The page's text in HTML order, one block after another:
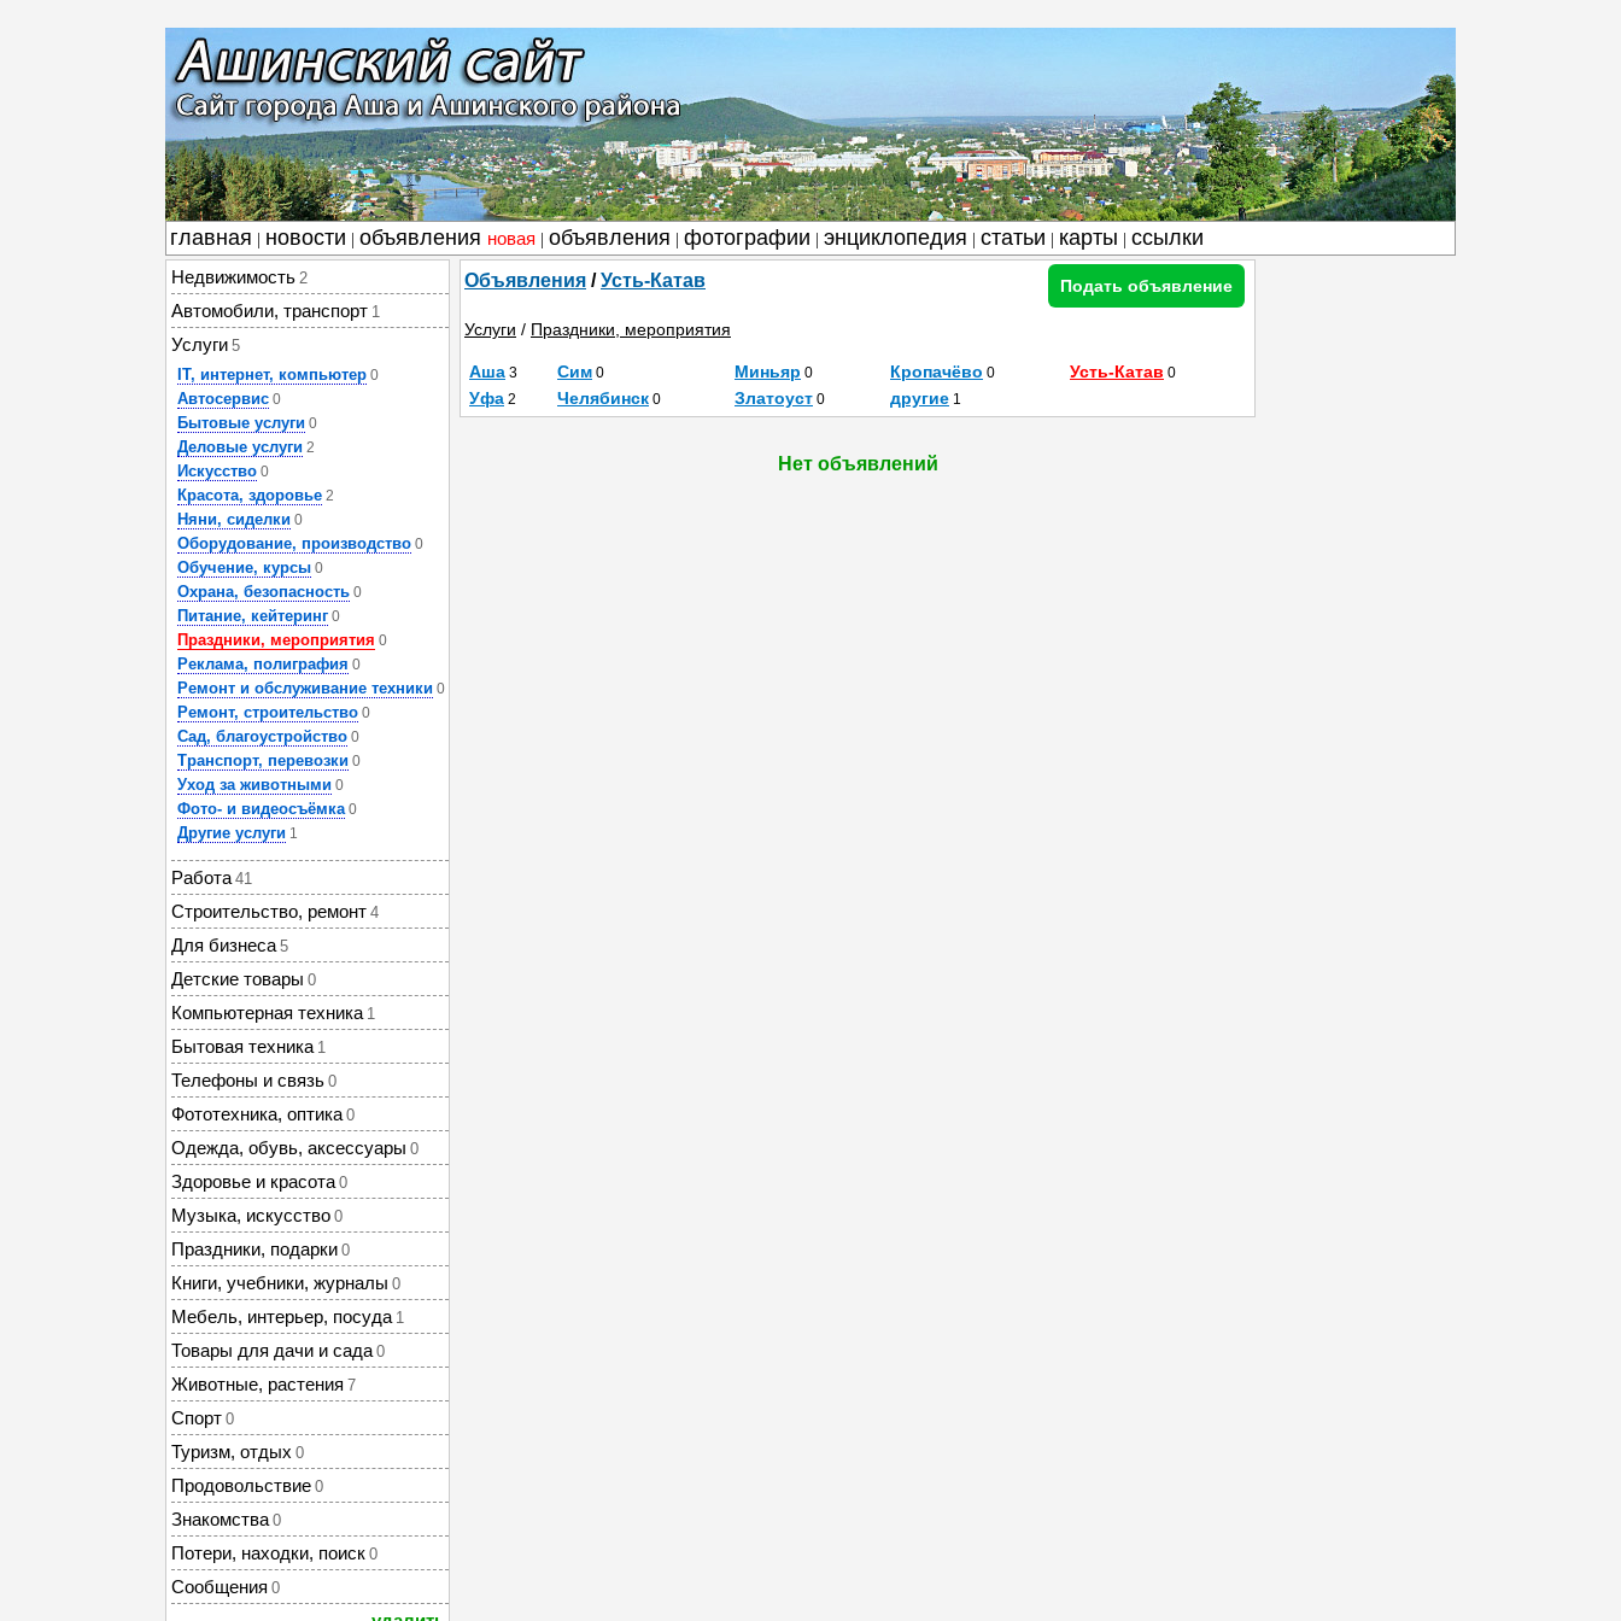
главная новости объявления новая объявления фотографии энциклопедия статьи карты ссылки
Недвижимость 2
Автомобили, транспорт 1
Услуги 5
IT, интернет, компьютер 0
Автосервис 0
Бытовые услуги 0
Деловые услуги 2
Искусство 0
Красота, здоровье 2
Няни, сиделки 0
Оборудование, производство 0
Обучение, курсы 0
Охрана, безопасность 0
Питание, кейтеринг 0
Праздники, мероприятия 0
Реклама, полиграфия 0
Ремонт и обслуживание техники 0
Ремонт, строительство 0
Сад, благоустройство 0
Транспорт, перевозки 0
Уход за животными 0
Фото- и видеосъёмка 0
Другие услуги 1
Работа 41
Строительство, ремонт 4
Для бизнеса 5
Детские товары 0
Компьютерная техника 1
Бытовая техника 1
Телефоны и связь 0
Фототехника, оптика 0
Одежда, обувь, аксессуары 0
Здоровье и красота 0
Музыка, искусство 0
Праздники, подарки 0
Книги, учебники, журналы 0
Мебель, интерьер, посуда 1
Товары для дачи и сада 0
Животные, растения 7
Спорт 0
Туризм, отдых 0
Продовольствие 0
Знакомства 0
Потери, находки, поиск 0
Сообщения 0
Объявления /Усть-Катав Подать объявление
Услуги / Праздники, мероприятия
Аша 3 Сим 0 Миньяр 0 Кропачёво 0 Усть-Катав 0
Уфа 2 Челябинск 0 Златоуст 0 другие 1
Нет объявлений